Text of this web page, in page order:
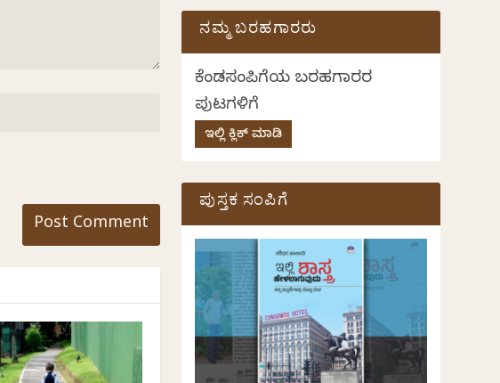
ನಮ್ಮ ಬರಹಗಾರರು
ಕೆಂಡಸಂಪಿಗೆಯ ಬರಹಗಾರರ
ಪುಟಗಳಿಗೆ
ಇಲ್ಲಿ ಕ್ಲಿಕ್ ಮಾಡಿ
ಪುಸ್ತಕ ಸಂಪಿಗೆ